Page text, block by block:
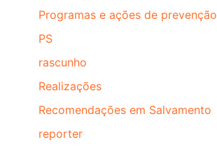
Programas e ações de prevenção
PS
rascunho
Realizações
Recomendações em Salvamento
reporter